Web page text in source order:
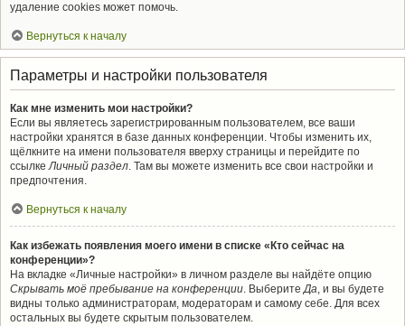
удаление cookies может помочь.
Вернуться к началу
Параметры и настройки пользователя
Как мне изменить мои настройки?
Если вы являетесь зарегистрированным пользователем, все ваши
настройки хранятся в базе данных конференции. Чтобы изменить их,
щёлкните на имени пользователя вверху страницы и перейдите по
ссылкеЛичный раздел. Там вы можете изменить все свои настройки и
предпочтения.
Вернуться к началу
Как избежать появления моего имени в списке «Кто сейчас на
конференции»?
На вкладке «Личные настройки» в личном разделе вы найдёте опцию
Скрывать моё пребывание на конференции. ВыберитеДа, и вы будете
видны только администраторам, модераторам и самому себе. Для всех
остальных вы будете скрытым пользователем.